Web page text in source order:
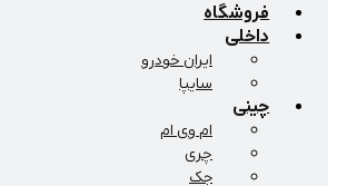
فروشگاه
داخلی
ایران خودرو
سایپا
چینی
ام وی ام
چری
جک